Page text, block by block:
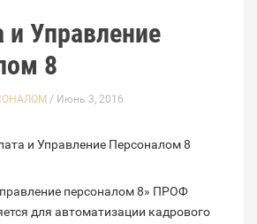
и Управление
8
/ Июнь 3, 2016
и Управление Персоналом 8
персоналом 8» ПРОФ
для автоматизации кадрового